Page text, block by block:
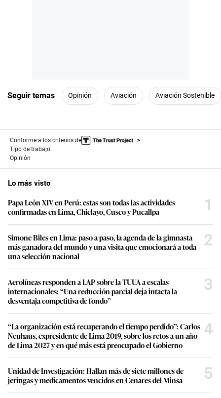
Seguir temas Opinión Aviación Aviación Sostenible
Conforme a los criterios de
Tipo de trabajo:
Opinión
Lo más visto
Papa León XIV en Perú: estas son todas las actividades
confirmadas en Lima, Chiclayo, Cusco y Pucallpa
1
Simone Biles en Lima: paso a paso, la agenda de la gimnasta
más ganadora del mundo y una visita que emocionará a toda
una selección nacional
2
Aerolíneas responden a LAP sobre la TUUA a escalas
internacionales: “Una reducción parcial deja intacta la
desventaja competitiva de fondo”
3
“La organización está recuperando el tiempo perdido”: Carlos
Neuhaus, expresidente de Lima 2019, sobre los retos a un año
de Lima 2027 y en qué más está preocupado el Gobierno
4
Unidad de Investigación: Hallan más de siete millones de
jeringas y medicamentos vencidos en Cenares del Minsa
5